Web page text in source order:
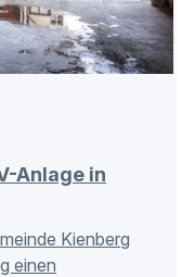
Anlage in
Kienberg
einen